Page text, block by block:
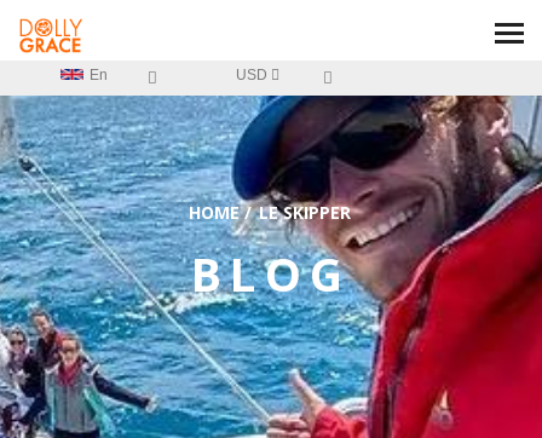
En USD
HOME/ LE SKIPPER
BLOG